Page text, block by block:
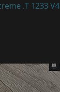
.T 1233 V4